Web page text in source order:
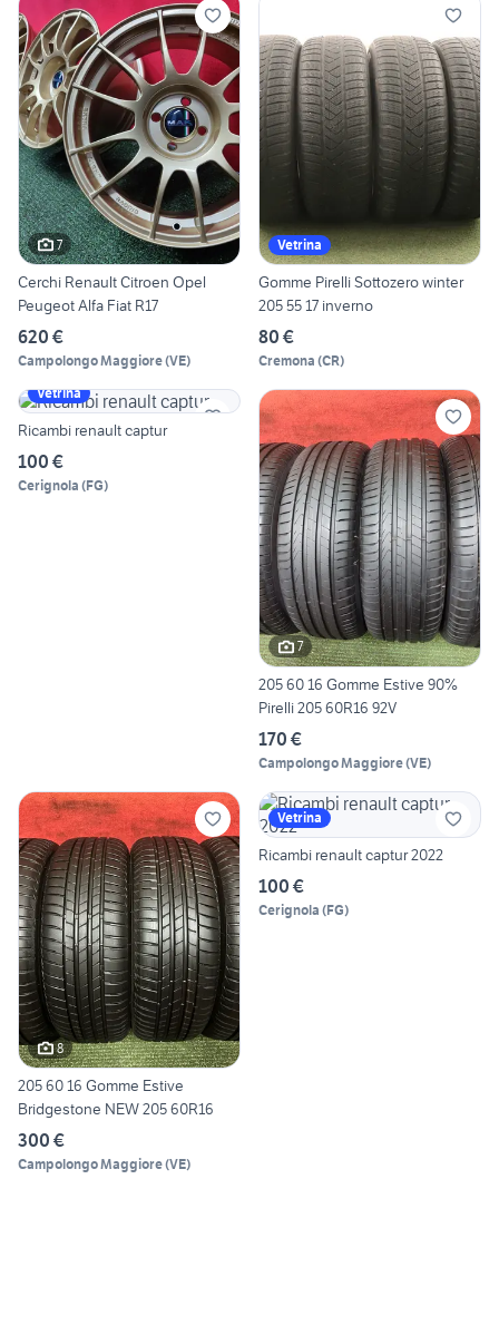
7
Cerchi Renault Citroen Opel
Peugeot Alfa Fiat R17
620 €
Campolongo Maggiore(VE)
Vetrina
Gomme Pirelli Sottozero winter
205 55 17 inverno
80 €
Cremona (CR)
Vetrina
Ricambi renault captur
100 €
Cerignola (FG)
7
205 60 16 Gomme Estive 90%
Pirelli 205 60R16 92V
170 €
Campolongo Maggiore(VE)
8
205 60 16 Gomme Estive
Bridgestone NEW 205 60R16
300 €
Campolongo Maggiore(VE)
Vetrina
Ricambi renault captur 2022
100 €
Cerignola (FG)